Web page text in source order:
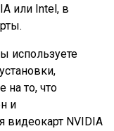
или Intel, в
используете
на то, что
и
видеокарт NVIDIA